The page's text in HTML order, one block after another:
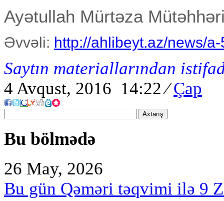
Ayətullah Mürtəza
Əvvəli: http://ahlibeyt.az/news/
Saytın materiallarından
4 Avqust, 2016 14:22⁄ Çap
Axtarış
Bu bölmədə
26 May, 2026
Bu gün Qəməri təqvimi ilə 9